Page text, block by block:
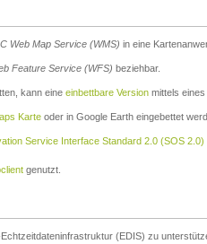
Web Map Service (WMS) in eine
Feature Service (WFS) beziehbar.
kann eine einbettbare Version mittels eines
Karte oder in Google Earth eingebettet
Service Interface Standard 2.0 (SOS 2.0)
genutzt.
(EDIS) zu